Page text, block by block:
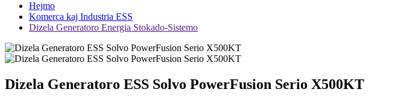
Hejmo
Komerca kaj Industria ESS
Dizela Generatoro Energia Stokado-Sistemo
Dizela Generatoro ESS Solvo PowerFusion Serio X500KT